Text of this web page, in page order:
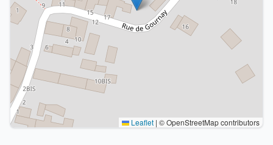
Leaflet | © OpenStreetMap contributors